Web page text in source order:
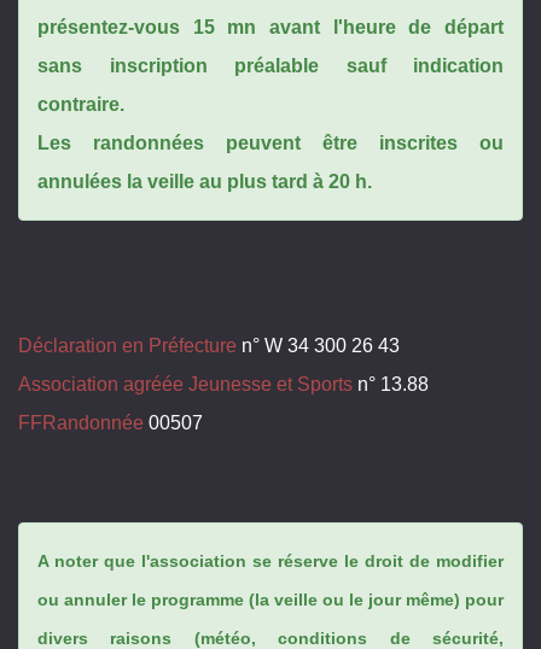
présentez-vous 15 mn avant l'heure de départ
sans inscription préalable sauf indication
contraire.
Les randonnées peuvent être inscrites ou
annulées la veille au plus tard à 20 h.
Déclaration en Préfecture n° W 34 300 26 43
Association agréée Jeunesse et Sports n° 13.88
FFRandonnée 00507
A noter que l'association se réserve le droit de modifier
ou annuler le programme (la veille ou le jour même) pour
divers raisons (météo, conditions de sécurité,